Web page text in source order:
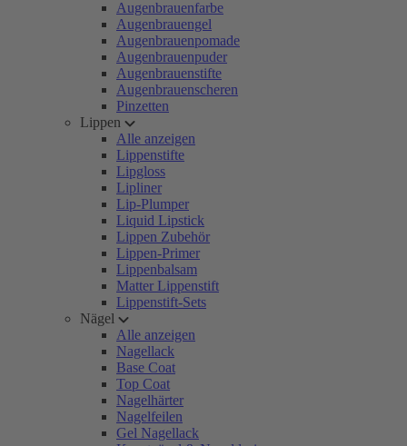
Augenbrauenfarbe
Augenbrauengel
Augenbrauenpomade
Augenbrauenpuder
Augenbrauenstifte
Augenbrauenscheren
Pinzetten
Lippen
Alle anzeigen
Lippenstifte
Lipgloss
Lipliner
Lip-Plumper
Liquid Lipstick
Lippen Zubehör
Lippen-Primer
Lippenbalsam
Matter Lippenstift
Lippenstift-Sets
Nägel
Alle anzeigen
Nagellack
Base Coat
Top Coat
Nagelhärter
Nagelfeilen
Gel Nagellack